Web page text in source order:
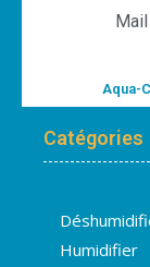
Aqua-
Catégories
Humidifier